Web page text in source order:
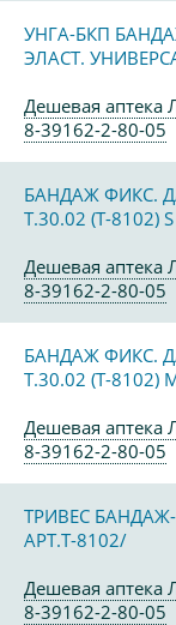
УНГА-БКП
ЭЛАСТ.
Дешевая аптека
8-39162-2-80-05
БАНДАЖ ФИКС.
Т.30.02 (Т-8102) S
Дешевая аптека
8-39162-2-80-05
БАНДАЖ ФИКС.
Т.30.02 (Т-8102)
Дешевая аптека
8-39162-2-80-05
ТРИВЕС
АРТ.Т-8102/
Дешевая аптека
8-39162-2-80-05